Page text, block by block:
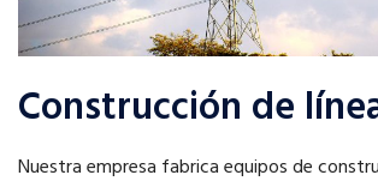
Construcción de
Nuestra empresa fabrica equipos de